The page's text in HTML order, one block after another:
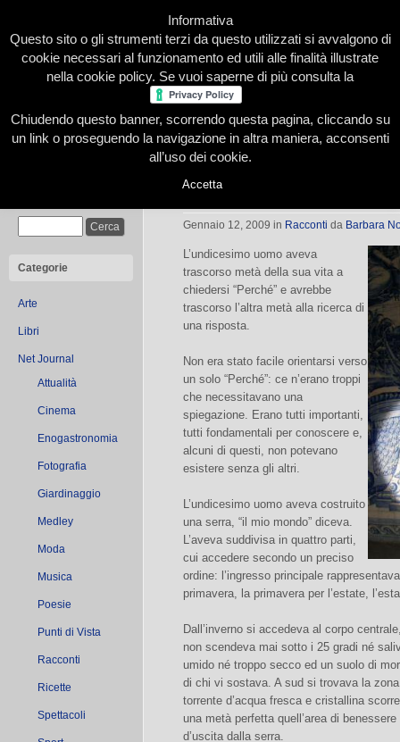
Home Presentazione Redazione Le nostre firme
Categorie
Arte
Libri
Net Journal
Attualità
Cinema
Enogastronomia
Fotografia
Giardinaggio
Medley
Moda
Musica
Poesie
Punti di Vista
Racconti
Ricette
Spettacoli
L’undicesimo uomo
Gennaio 12, 2009 in Racconti da Barbara
L’undicesimo uomo aveva
trascorso metà della sua vita a
chiedersi “Perché” e avrebbe
trascorso l’altra metà alla ricerca di
una risposta.
Non era stato facile orientarsi verso
un solo “Perché”: ce n’erano troppi
che necessitavano una
spiegazione. Erano tutti importanti,
tutti fondamentali per conoscere e,
alcuni di questi, non potevano
esistere senza gli altri.
L’undicesimo uomo aveva costruito
una serra, “il mio mondo” diceva.
L’aveva suddivisa in quattro parti,
cui accedere secondo un preciso
ordine: l’ingresso principale
primavera, la primavera per l’estate,
Dall’inverno si accedeva al corpo
non scendeva mai sotto i 25 gradi né
umido né troppo secco ed un suolo di
di chi vi sostava. A sud si trovava la
torrente d’acqua fresca e cristallina
una metà perfetta quell’area di
d’uscita dalla serra.
Informativa
Questo sito o gli strumenti terzi da questo utilizzati si avvalgono di
cookie necessari al funzionamento ed utili alle finalità illustrate
nella cookie policy. Se vuoi saperne di più consulta la
Chiudendo questo banner, scorrendo questa pagina, cliccando su
un link o proseguendo la navigazione in altra maniera, acconsenti
all’uso dei cookie.
Accetta